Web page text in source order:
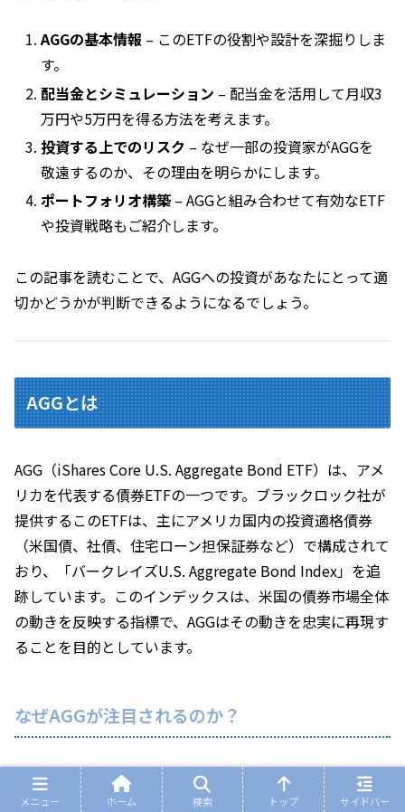
AGGの基本情報 – このETFの役割や設計を深掘りしま
す。
配当金とシミュレーション – 配当金を活用して月収3
万円や5万円を得る方法を考えます。
投資する上でのリスク – なぜ一部の投資家がAGGを
敬遠するのか、その理由を明らかにします。
ポートフォリオ構築– AGGと組み合わせて有効なETF
や投資戦略もご紹介します。
この記事を読むことで、AGGへの投資があなたにとって適
切かどうかが判断できるようになるでしょう。
AGGとは
AGG（iShares Core U.S. Aggregate Bond ETF）は、アメ
リカを代表する債券ETFの一つです。ブラックロック社が
提供するこのETFは、主にアメリカ国内の投資適格債券
（米国債、社債、住宅ローン担保証券など）で構成されて
おり、「バークレイズU.S. Aggregate Bond Index」を追
跡しています。このインデックスは、米国の債券市場全体
の動きを反映する指標で、AGGはその動きを忠実に再現す
ることを目的としています。
なぜAGGが注目されるのか？
低コスト
: 信託報酬（経費率）はわずか0.03%（2024
年時点）で、非常に安価です。
メニュー ホーム 検索 トップ サイドバー